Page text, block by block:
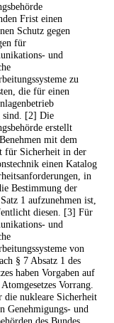
Frist einen
Schutz gegen
für
und
zu
die für einen
sind. [2] Die
erstellt
mit dem
für Sicherheit in der
einen Katalog
in
Bestimmung der
1 aufzunehmen ist,
diesen. [3] Für
und
von
§ 7 Absatz 1 des
haben Vorgaben auf
Vorrang.
nukleare Sicherheit
Genehmigungs- und